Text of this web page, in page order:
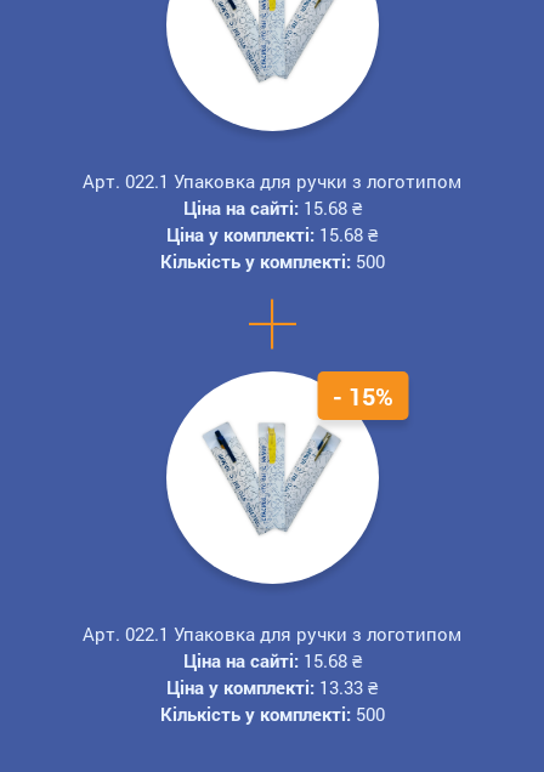
+
Арт. 022.1 Упаковка для ручки з логотипом
Ціна на сайті: 15.68 ₴
Ціна у комплекті: 15.68 ₴
Кількість у комплекті: 500
- 15%
Арт. 022.1 Упаковка для ручки з логотипом
Ціна на сайті: 15.68 ₴
Ціна у комплекті: 13.33 ₴
Кількість у комплекті: 500